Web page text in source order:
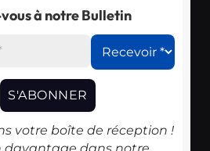
à notre Bulletin
votre boîte de réception !